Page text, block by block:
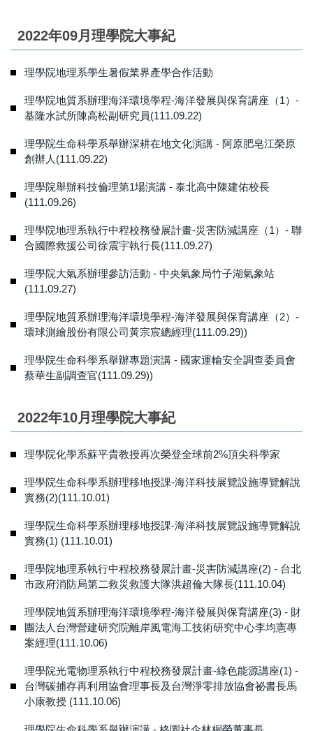
2022年09月理學院大事紀
理學院地理系學生暑假業界產學合作活動
理學院地質系辦理海洋環境學程-海洋發展與保育講座（1）-
基隆水試所陳高松副研究員(111.09.22)
理學院生命科學系舉辦深耕在地文化演講 - 阿原肥皂江榮原
創辦人(111.09.22)
理學院舉辦科技倫理第1場演講 - 泰北高中陳建佑校長
(111.09.26)
理學院地理系執行中程校務發展計畫-災害防減講座（1）- 聯
合國際救援公司徐震宇執行長(111.09.27)
理學院大氣系辦理參訪活動 - 中央氣象局竹子湖氣象站
(111.09.27)
理學院地質系辦理海洋環境學程-海洋發展與保育講座（2）-
環球測繪股份有限公司黃宗宸總經理(111.09.29))
理學院生命科學系舉辦專題演講 - 國家運輸安全調查委員會
蔡華生副調查官(111.09.29))
2022年10月理學院大事紀
理學院化學系蘇平貴教授再次榮登全球前2%頂尖科學家
理學院生命科學系辦理移地授課-海洋科技展覽設施導覽解說
實務(2)(111.10.01)
理學院生命科學系辦理移地授課-海洋科技展覽設施導覽解說
實務(1) (111.10.01)
理學院地理系執行中程校務發展計畫-災害防減講座(2) - 台北
市政府消防局第二救災救護大隊洪超倫大隊長(111.10.04)
理學院地質系辦理海洋環境學程-海洋發展與保育講座(3) - 財
團法人台灣營建研究院離岸風電海工技術研究中心李均憲專
案經理(111.10.06)
理學院光電物理系執行中程校務發展計畫-綠色能源講座(1) -
台灣碳捕存再利用協會理事長及台灣淨零排放協會祕書長馬
小康教授 (111.10.06)